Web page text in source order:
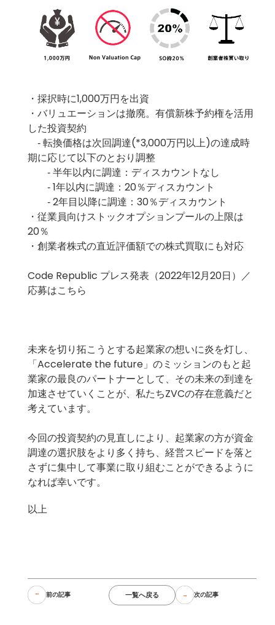
・採択時に1,000万円を出資
・バリュエーションは撤廃。有償新株予約権を活用
した投資契約
‐ 転換価格は次回調達(*3,000万円以上)の達成時
期に応じて以下のとおり調整
‐ 半年以内に調達：ディスカウントなし
‐ 1年以内に調達：20％ディスカウント
‐ 2年目以降に調達：30％ディスカウント
・従業員向けストックオプションプールの上限は
20％
・創業者株式の直近評価額での株式買取にも対応
Code Republic プレス発表（2022年12月20日） ／
応募はこちら
未来を切り拓こうとする起業家の想いに炎を灯し、
「Accelerate the future」のミッションのもと起
業家の最良のパートナーとして、その未来の到達を
加速させていくことが、私たちZVCの存在意義だと
考えています。
今回の投資契約の見直しにより、起業家の方が資金
調達の選択肢をより多く持ち、経営スピードを落と
さずに集中して事業に取り組むことができるように
なれば幸いです。
以上
前の記事 一覧へ戻る 次の記事